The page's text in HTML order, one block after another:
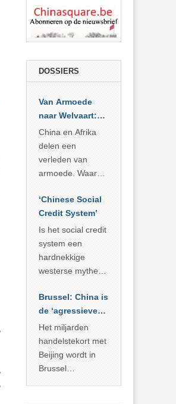
DOSSIERS
Van Armoede
naar Welvaart:
Wat Afrika kan
leren van
China’s
economisch
China en Afrika
delen een
verleden van
armoede. Waar
voorbije veertig
jaar in slaagde
meer dan 800
miljoen mensen
uit de armoede
… >> lees meer
‘Chinese Social
Credit System’
Is het social credit
system een
hardnekkige
westerse mythe of
realiteit in China?
Brussel: China is
de ‘agressieve
schuldige’
Het miljarden
handelstekort met
Beijing wordt in
Brussel